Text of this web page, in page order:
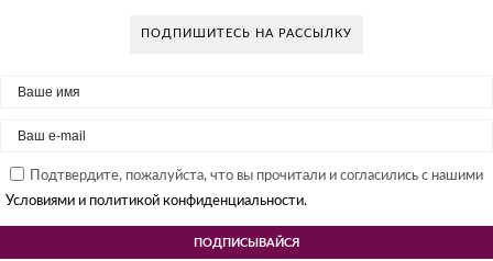
ПОДПИШИТЕСЬ НА РАССЫЛКУ
Подтвердите, пожалуйста, что вы прочитали и согласились с нашими
Условиями и политикой конфиденциальности.